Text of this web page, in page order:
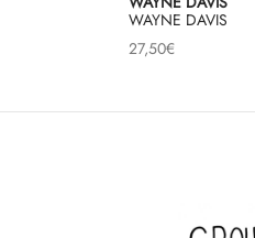
WAYNE DAVIS
27,50€